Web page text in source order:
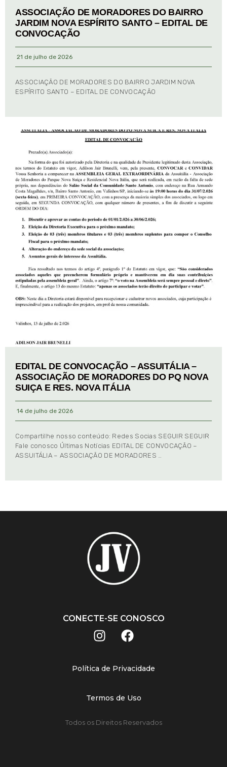
ASSOCIAÇÃO DE MORADORES DO BAIRRO
JARDIM NOVA ESPÍRITO SANTO – EDITAL DE
CONVOCAÇÃO
21 de julho de 2026
ASSOCIAÇÃO DE MORADORES DO BAIRRO JARDIM NOVA
ESPÍRITO SANTO – EDITAL DE CONVOCAÇÃO
EDITAL DE CONVOCAÇÃO – ASSUITÁLIA –
ASSOCIAÇÃO DE MORADORES DO PQ NOVA
SUIÇA E RES. NOVA ITÁLIA
14 de julho de 2026
Compartilhe nosso conteúdo: Redes Socias SEGUIR SEGUIR
Fale conosco Últimas Notícias EDITAL DE CONVOCAÇÃO –
ASSUITÁLIA – ASSOCIAÇÃO DE MORADORES …
CONECTE-SE CONOSCO
Política de Privacidade
Termos de Uso
Todos os Direitos Reservados